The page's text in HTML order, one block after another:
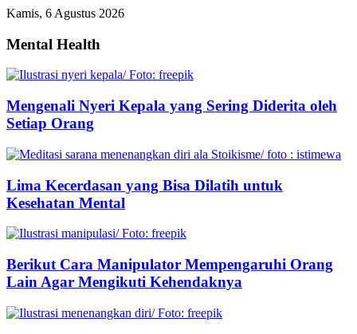
Kamis, 6 Agustus 2026
Mental Health
Mengenali Nyeri Kepala yang Sering Diderita oleh
Setiap Orang
Lima Kecerdasan yang Bisa Dilatih untuk
Kesehatan Mental
Berikut Cara Manipulator Mempengaruhi Orang
Lain Agar Mengikuti Kehendaknya